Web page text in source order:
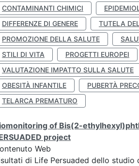
CONTAMINANTI CHIMICI
DIFFERENZE DI GENERE
TUTELA
PROMOZIONE DELLA SALUTE
STILI DI VITA
PROGETTI EUROPEI
VALUTAZIONE IMPATTO SULLA SALUTE
OBESITÀ INFANTILE
PUBERTÀ
TELARCA PREMATURO
of Bis(2-
project
Web
di Life Persuaded dello